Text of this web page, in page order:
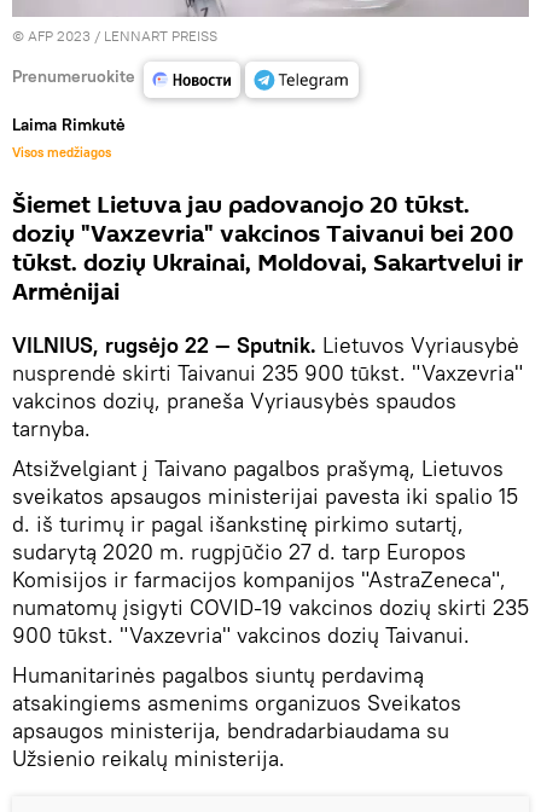
© AFP 2023 / LENNART PREISS
Prenumeruokite
Laima Rimkutė
Visos medžiagos
Šiemet Lietuva jau padovanojo 20 tūkst.
dozių "Vaxzevria" vakcinos Taivanui bei 200
tūkst. dozių Ukrainai, Moldovai, Sakartvelui ir
Armėnijai
VILNIUS, rugsėjo 22 — Sputnik. Lietuvos Vyriausybė
nusprendė skirti Taivanui 235 900 tūkst. "Vaxzevria"
vakcinos dozių, praneša Vyriausybės spaudos
tarnyba.
Atsižvelgiant į Taivano pagalbos prašymą, Lietuvos
sveikatos apsaugos ministerijai pavesta iki spalio 15
d. iš turimų ir pagal išankstinę pirkimo sutartį,
sudarytą 2020 m. rugpjūčio 27 d. tarp Europos
Komisijos ir farmacijos kompanijos "AstraZeneca",
numatomų įsigyti COVID-19 vakcinos dozių skirti 235
900 tūkst. "Vaxzevria" vakcinos dozių Taivanui.
Humanitarinės pagalbos siuntų perdavimą
atsakingiems asmenims organizuos Sveikatos
apsaugos ministerija, bendradarbiaudama su
Užsienio reikalų ministerija.